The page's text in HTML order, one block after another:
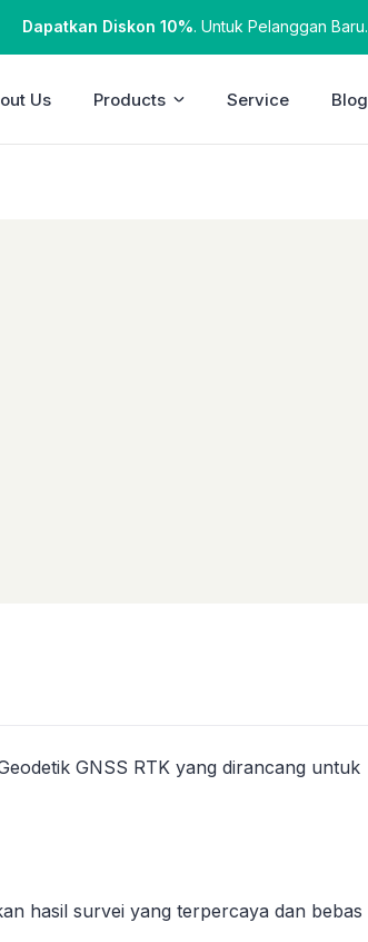
Dapatkan Diskon 10%. Untuk Pelanggan Baru.
Us Products Service Blog
GNSS RTK yang dirancang untuk
hasil survei yang terpercaya dan bebas